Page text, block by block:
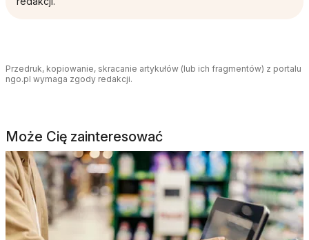
Przedruk, kopiowanie, skracanie artykułów (lub ich fragmentów) z portalu
ngo.pl wymaga zgody redakcji.
Może Cię zainteresować